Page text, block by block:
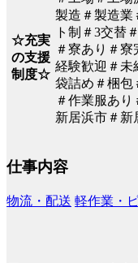
☆充実
の支援
制度☆
製造＃製造業
ト制＃3交替
＃寮あり＃
経験歓迎＃未
袋詰め＃梱包
＃作業服あり
新居浜市＃新
仕事内容
物流・配送 軽作業・